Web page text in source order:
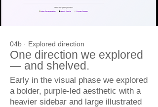
04b · Explored direction
One direction we explored
— and shelved.
Early in the visual phase we explored
a bolder, purple-led aesthetic with a
heavier sidebar and large illustrated